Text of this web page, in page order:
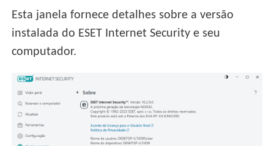
Esta janela fornece detalhes sobre a versão
instalada do ESET Internet Security e seu
computador.